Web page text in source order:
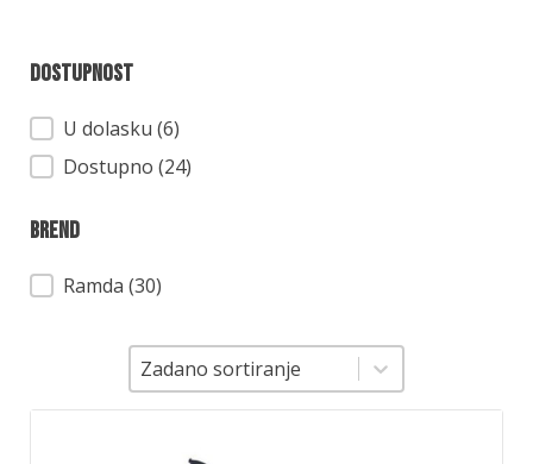
Dostupnost
Dostupnost
U dolasku (6)
Dostupno (24)
Brend
Brend
Ramda (30)
Sortiranje
Zadano sortiranje
Sortiranje